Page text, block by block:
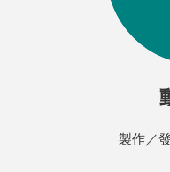
製作／